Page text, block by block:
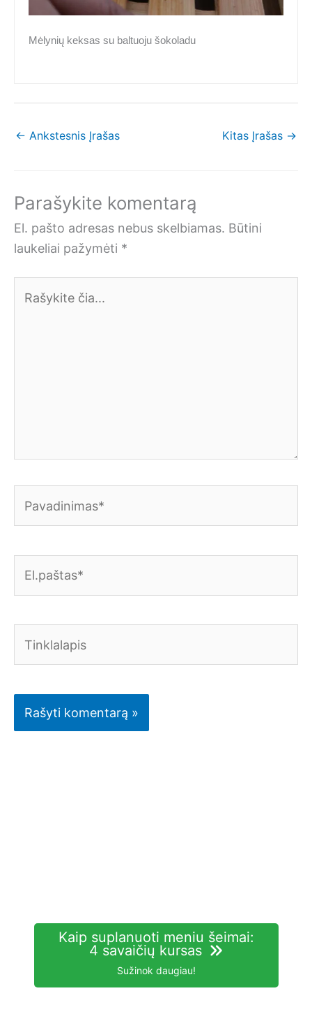
Mėlynių keksas su baltuoju šokoladu
← Ankstesnis Įrašas Kitas Įrašas →
Parašykite komentarą
El. pašto adresas nebus skelbiamas. Būtini
laukeliai pažymėti *
čia...
Kaip suplanuoti meniu šeimai:
4 savaičių kursas
Sužinok daugiau!